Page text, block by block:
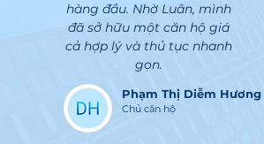
hàng đầu. Nhờ Luân, mình
đã sở hữu một căn hộ giá
cả hợp lý và thủ tục nhanh
gọn.
Phạm Thị Diễm Hương
Chủ căn hộ